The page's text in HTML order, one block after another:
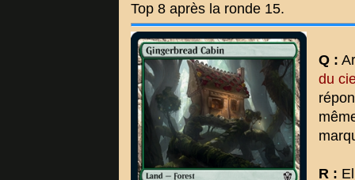
Top 8 après la ronde 15.
Q :
du
R :